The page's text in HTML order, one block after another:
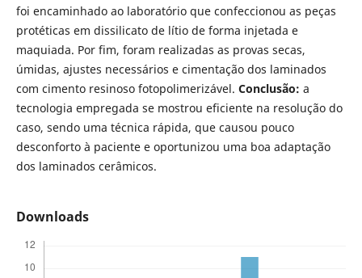
foi encaminhado ao laboratório que confeccionou as peças
protéticas em dissilicato de lítio de forma injetada e
maquiada. Por fim, foram realizadas as provas secas,
úmidas, ajustes necessários e cimentação dos laminados
com cimento resinoso fotopolimerizável. Conclusão: a
tecnologia empregada se mostrou eficiente na resolução do
caso, sendo uma técnica rápida, que causou pouco
desconforto à paciente e oportunizou uma boa adaptação
dos laminados cerâmicos.
Downloads